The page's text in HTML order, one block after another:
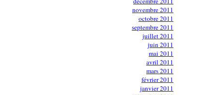
novembre 2011
octobre 2011
septembre 2011
juillet 2011
juin 2011
mai 2011
avril 2011
mars 2011
février 2011
janvier 2011